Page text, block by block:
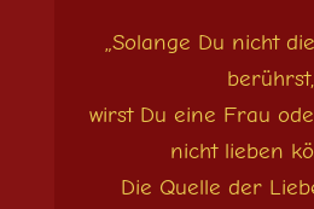
„Solange Du nicht
berührst,
wirst Du eine Frau
nicht lieben
Die Quelle der